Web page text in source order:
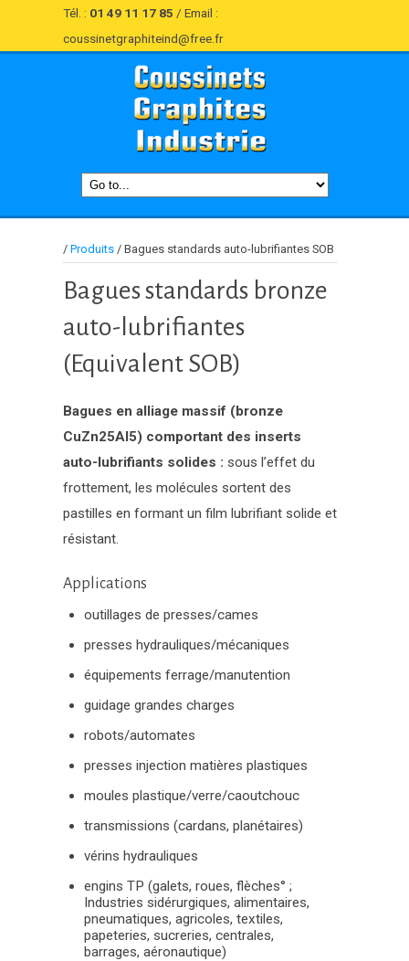
Tél. : 01 49 11 17 85 / Email :
coussinetgraphiteind@free.fr
/ Produits / Bagues standards auto-lubrifiantes SOB
Bagues standards bronze
auto-lubrifiantes
(Equivalent SOB)
Bagues en alliage massif (bronze
CuZn25Al5) comportant des inserts
auto-lubrifiants solides : sous l’effet du
frottement, les molécules sortent des
pastilles en formant un film lubrifiant solide et
résistant.
Applications
outillages de presses/cames
presses hydrauliques/mécaniques
équipements ferrage/manutention
guidage grandes charges
robots/automates
presses injection matières plastiques
moules plastique/verre/caoutchouc
transmissions (cardans, planétaires)
vérins hydrauliques
engins TP (galets, roues, flèches° ;
Industries sidérurgiques, alimentaires,
pneumatiques, agricoles, textiles,
papeteries, sucreries, centrales,
barrages, aéronautique)